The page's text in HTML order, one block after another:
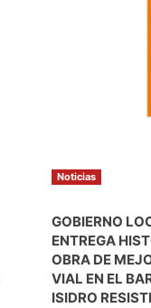
Noticias
GOBIERNO
ENTREGA
OBRA DE
VIAL EN EL
ISIDRO